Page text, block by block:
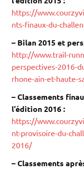
https://
nts-finaux-du-
– Bilan 2015 et
http://www.trail-
perspectives-2016-
rhone-ain-et-haute-
– Classements
l’édition 2016 :
https://
nt-provisoire-du-
2016/
– Classements